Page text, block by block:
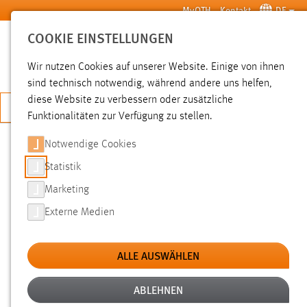
Zum Hauptinhalt springen MyOTH Kontakt DE
SUCHE
JETZT BEWERBEN
SUCHE
FILTER
Typ
Erstellungsdatum
COOKIE EINSTELLUNGEN
Wir nutzen Cookies auf unserer Website. Einige von ihnen
sind technisch notwendig, während andere uns helfen,
diese Website zu verbessern oder zusätzliche
Funktionalitäten zur Verfügung zu stellen.
Notwendige Cookies
Statistik
Marketing
Externe Medien
ALLE AUSWÄHLEN
ABLEHNEN